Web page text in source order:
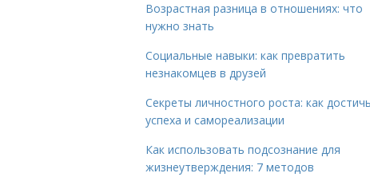
Возрастная разница в отношениях: что
нужно знать
Социальные навыки: как превратить
незнакомцев в друзей
Секреты личностного роста: как достичь
успеха и самореализации
Как использовать подсознание для
жизнеутверждения: 7 методов